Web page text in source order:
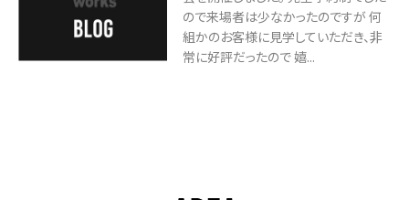
ので来場者は少なかったのですが 何
組かのお客様に見学していただき、非
常に好評だったので 嬉...